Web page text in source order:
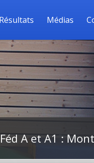
Résultats Médias
A et A1 :